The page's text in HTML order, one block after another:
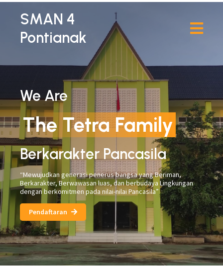
SMAN 4
Pontianak
We Are
The Tetra Family
Berkarakter Pancasila
“Mewujudkan generasi penerus bangsa yang Beriman,
Berkarakter, Berwawasan luas, dan berbudaya Lingkungan
dengan berkomitmen pada nilai-nilai Pancasila”
Pendaftaran